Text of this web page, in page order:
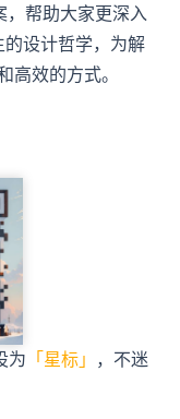
帮助大家更深入
设计哲学，为解
高效的方式。
为 「星标」
，不迷